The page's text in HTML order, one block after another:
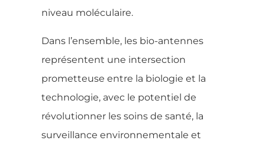
niveau moléculaire.
Dans l’ensemble, les bio-antennes
représentent une intersection
prometteuse entre la biologie et la
technologie, avec le potentiel de
révolutionner les soins de santé, la
surveillance environnementale et